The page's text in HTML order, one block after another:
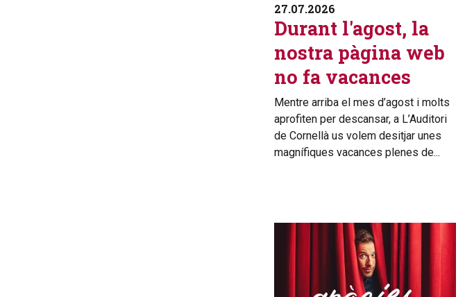
27.07.2026
Durant l'agost, la
nostra pàgina web
no fa vacances
Mentre arriba el mes d’agost i molts
aprofiten per descansar, a L’Auditori
de Cornellà us volem desitjar unes
magnífiques vacances plenes de...